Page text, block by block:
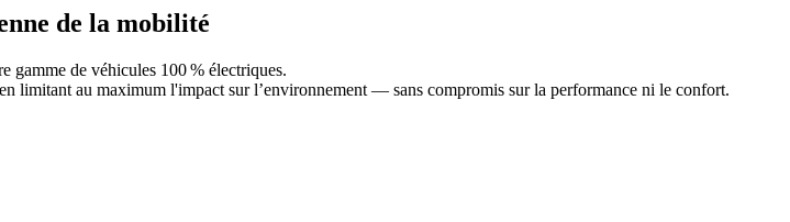
de la mobilité
gamme de véhicules 100 % électriques.
limitant au maximum l'impact sur l’environnement — sans compromis sur la performance ni le confort.